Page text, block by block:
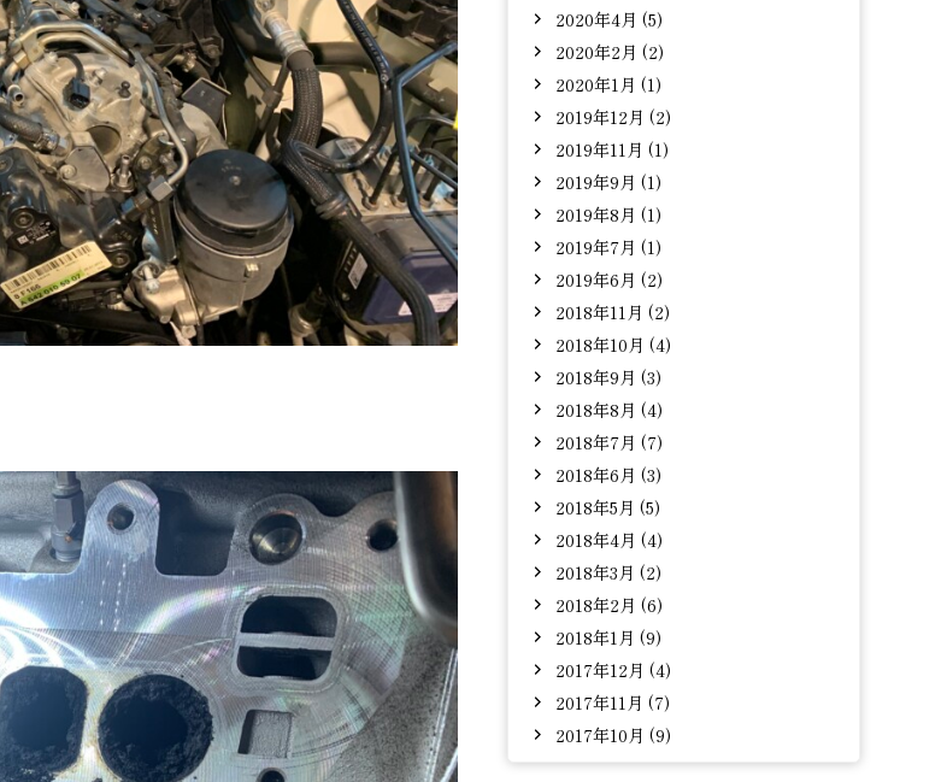
2020年4月 (5)
2020年2月 (2)
2020年1月 (1)
2019年12月 (2)
2019年11月 (1)
2019年9月 (1)
2019年8月 (1)
2019年7月 (1)
2019年6月 (2)
2018年11月 (2)
2018年10月 (4)
2018年9月 (3)
2018年8月 (4)
2018年7月 (7)
2018年6月 (3)
2018年5月 (5)
2018年4月 (4)
2018年3月 (2)
2018年2月 (6)
2018年1月 (9)
2017年12月 (4)
2017年11月 (7)
2017年10月 (9)